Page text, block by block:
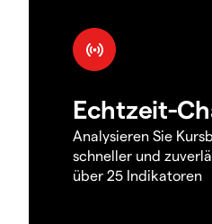
Echtzeit-
Analysieren Sie
schneller und
über 25 Indikatoren